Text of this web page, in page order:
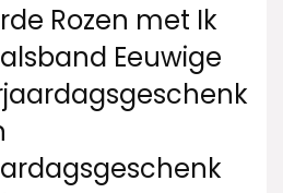
Rozen met Ik
Eeuwige